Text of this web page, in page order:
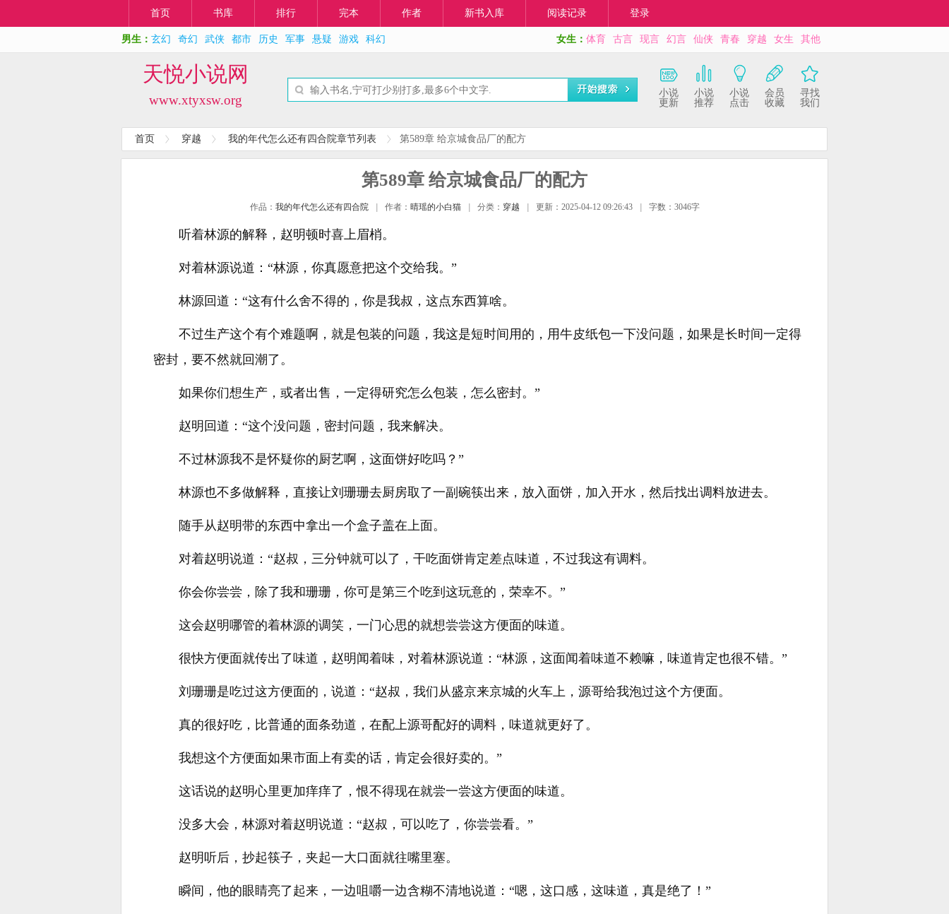
首页 书库 排行 完本 作者 新书入库 阅读记录 登录
男生： 玄幻 奇幻 武侠 都市 历史 军事 悬疑 游戏 科幻 女生： 体育 古言 现言 幻言 仙侠 青春 穿越 女生 其他
天悦小说网
www.xtyxsw.org
小说
更新
小说
推荐
小说
点击
会员
收藏
寻找
我们
首页 穿越 我的年代怎么还有四合院章节列表 第589章 给京城食品厂的配方
第589章 给京城食品厂的配方
作品： 我的年代怎么还有四合院 作者： 晴瑶的小白猫 分类： 穿越 更新：2025-04-12 09:26:43 字数：3046字
听着林源的解释，赵明顿时喜上眉梢。
对着林源说道：“林源，你真愿意把这个交给我。”
林源回道：“这有什么舍不得的，你是我叔，这点东西算啥。
不过生产这个有个难题啊，就是包装的问题，我这是短时间用的，用牛皮纸包一下没问题，如果是长时间一定得
密封，要不然就回潮了。
如果你们想生产，或者出售，一定得研究怎么包装，怎么密封。”
赵明回道：“这个没问题，密封问题，我来解决。
不过林源我不是怀疑你的厨艺啊，这面饼好吃吗？”
林源也不多做解释，直接让刘珊珊去厨房取了一副碗筷出来，放入面饼，加入开水，然后找出调料放进去。
随手从赵明带的东西中拿出一个盒子盖在上面。
对着赵明说道：“赵叔，三分钟就可以了，干吃面饼肯定差点味道，不过我这有调料。
你会你尝尝，除了我和珊珊，你可是第三个吃到这玩意的，荣幸不。”
这会赵明哪管的着林源的调笑，一门心思的就想尝尝这方便面的味道。
很快方便面就传出了味道，赵明闻着味，对着林源说道：“林源，这面闻着味道不赖嘛，味道肯定也很不错。”
刘珊珊是吃过这方便面的，说道：“赵叔，我们从盛京来京城的火车上，源哥给我泡过这个方便面。
真的很好吃，比普通的面条劲道，在配上源哥配好的调料，味道就更好了。
我想这个方便面如果市面上有卖的话，肯定会很好卖的。”
这话说的赵明心里更加痒痒了，恨不得现在就尝一尝这方便面的味道。
没多大会，林源对着赵明说道：“赵叔，可以吃了，你尝尝看。”
赵明听后，抄起筷子，夹起一大口面就往嘴里塞。
瞬间，他的眼睛亮了起来，一边咀嚼一边含糊不清地说道：“嗯，这口感，这味道，真是绝了！”